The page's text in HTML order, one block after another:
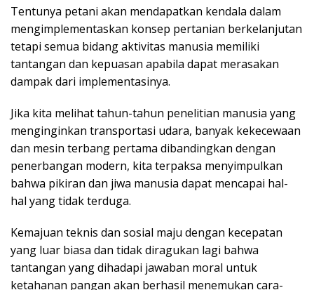
Tentunya petani akan mendapatkan kendala dalam
mengimplementaskan konsep pertanian berkelanjutan
tetapi semua bidang aktivitas manusia memiliki
tantangan dan kepuasan apabila dapat merasakan
dampak dari implementasinya.
Jika kita melihat tahun-tahun penelitian manusia yang
menginginkan transportasi udara, banyak kekecewaan
dan mesin terbang pertama dibandingkan dengan
penerbangan modern, kita terpaksa menyimpulkan
bahwa pikiran dan jiwa manusia dapat mencapai hal-
hal yang tidak terduga.
Kemajuan teknis dan sosial maju dengan kecepatan
yang luar biasa dan tidak diragukan lagi bahwa
tantangan yang dihadapi jawaban moral untuk
ketahanan pangan akan berhasil menemukan cara-